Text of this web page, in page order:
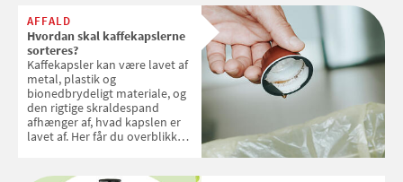
AFFALD
Hvordan skal kaffekapslerne
sorteres?
Kaffekapsler kan være lavet af
metal, plastik og
bionedbrydeligt materiale, og
den rigtige skraldespand
afhænger af, hvad kapslen er
lavet af. Her får du overblikket